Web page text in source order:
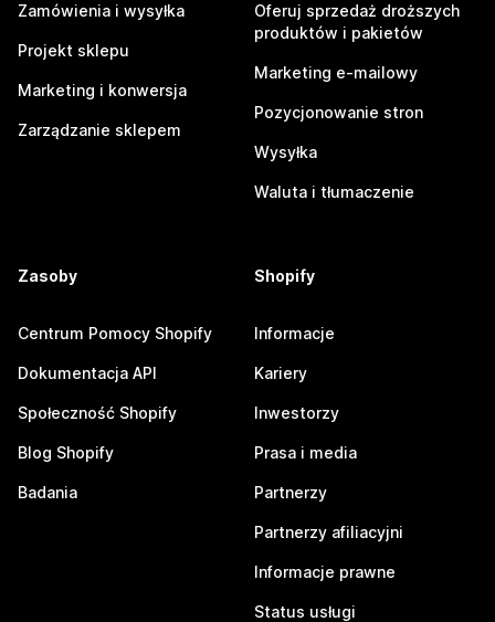
Zamówienia i wysyłka
Projekt sklepu
Marketing i konwersja
Zarządzanie sklepem
Oferuj sprzedaż droższych
produktów i pakietów
Marketing e-mailowy
Pozycjonowanie stron
Wysyłka
Waluta i tłumaczenie
Zasoby
Centrum Pomocy Shopify
Dokumentacja API
Społeczność Shopify
Blog Shopify
Badania
Shopify
Informacje
Kariery
Inwestorzy
Prasa i media
Partnerzy
Partnerzy afiliacyjni
Informacje prawne
Status usługi